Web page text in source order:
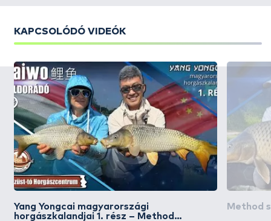
KAPCSOLÓDÓ VIDEÓK
Yang Yongcai magyarországi
horgászkalandjai 1. rész – Method
Method